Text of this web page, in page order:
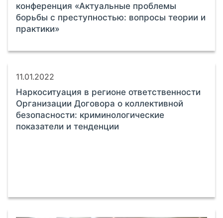
конференция «Актуальные проблемы
борьбы с преступностью: вопросы теории и
практики»
11.01.2022
Наркоситуация в регионе ответственности
Организации Договора о коллективной
безопасности: криминологические
показатели и тенденции